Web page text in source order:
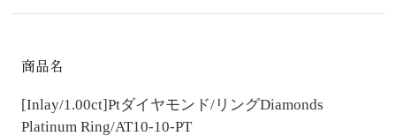
商品名
[Inlay/1.00ct]Ptダイヤモンド/リングDiamonds
Platinum Ring/AT10-10-PT